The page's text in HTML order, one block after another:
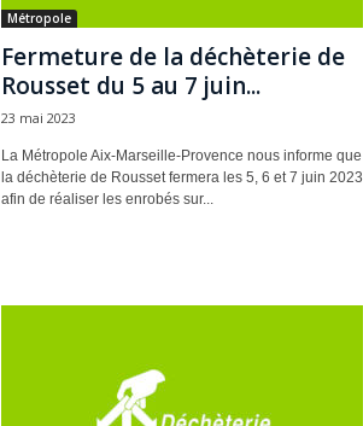
Métropole
Fermeture de la déchèterie de
Rousset du 5 au 7 juin...
23 mai 2023
La Métropole Aix-Marseille-Provence nous informe que
la déchèterie de Rousset fermera les 5, 6 et 7 juin 2023
afin de réaliser les enrobés sur...